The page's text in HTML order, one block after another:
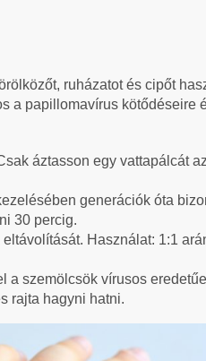
ruházatot és cipőt
a papillomavírus
áztasson egy vattapálcát
generációk óta
30 percig.
Használat: 1:1
szemölcsök vírusos
rajta hagyni hatni.